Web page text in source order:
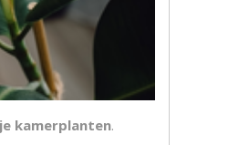
kamerplanten.